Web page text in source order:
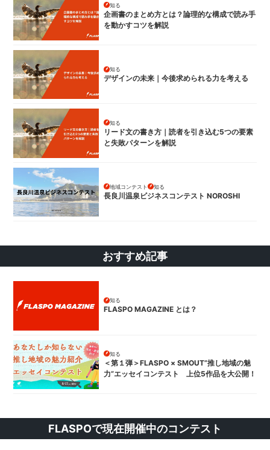
企画書のまとめ方とは？論理的な構成で読み手
を動かすコツを解説
知る
デザインの未来｜今後求められる力を考える
知る
リード文の書き方｜読者を引き込む5つの要素
と失敗パターンを解説
知る
長良川温泉ビジネスコンテスト NOROSHI
地域コンテスト 知る
おすすめ記事
FLASPO MAGAZINE とは？
知る
＜第１弾＞FLASPO × SMOUT”推し地域の魅
力”エッセイコンテスト 上位5作品を大公開！
知る
FLASPOで現在開催中のコンテスト